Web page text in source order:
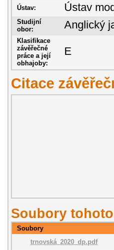
Ústav: Ústav
Studijní
obor:
Anglický
Klasifikace
závěřečné
práce a její
obhajoby:
E
Citace
Soubory
Soubory
trnovská_2020_dp.pdf